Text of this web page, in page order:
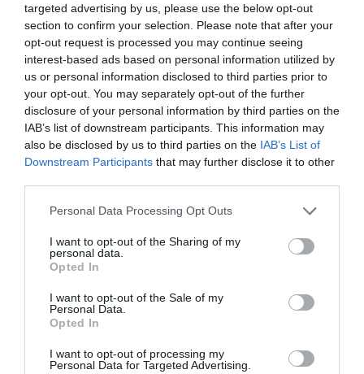
targeted advertising by us, please use the below opt-out
section to confirm your selection. Please note that after your
opt-out request is processed you may continue seeing
interest-based ads based on personal information utilized by
us or personal information disclosed to third parties prior to
your opt-out. You may separately opt-out of the further
disclosure of your personal information by third parties on the
IAB’s list of downstream participants. This information may
also be disclosed by us to third parties on the IAB’s List of
Downstream Participants that may further disclose it to other
Personal Data Processing Opt Outs
I want to opt-out of the Sharing of my
personal data.
Opted In
I want to opt-out of the Sale of my
Personal Data.
Opted In
I want to opt-out of processing my
Personal Data for Targeted Advertising.
Hoy destacamos
SOCIEDAD
ningún caso
Eulogio López
SOCIEDAD